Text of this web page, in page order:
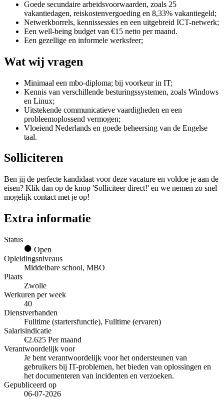
Goede secundaire arbeidsvoorwaarden, zoals 25
vakantiedagen, reiskostenvergoeding en 8,33% vakantiegeld;
Netwerkborrels, kennissessies en een uitgebreid ICT-netwerk;
Een well-being budget van €15 netto per maand.
Een gezellige en informele werksfeer;
Wat wij vragen
Minimaal een mbo-diploma; bij voorkeur in IT;
Kennis van verschillende besturingssystemen, zoals Windows
en Linux;
Uitstekende communicatieve vaardigheden en een
probleemoplossend vermogen;
Vloeiend Nederlands en goede beheersing van de Engelse
taal.
Solliciteren
Ben jij de perfecte kandidaat voor deze vacature en voldoe je aan de
eisen? Klik dan op de knop 'Solliciteer direct!' en we nemen zo snel
mogelijk contact met je op!
Extra informatie
Status
Open
Opleidingsniveaus
Middelbare school, MBO
Plaats
Zwolle
Werkuren per week
40
Dienstverbanden
Fulltime (startersfunctie), Fulltime (ervaren)
Salarisindicatie
€2.625 Per maand
Verantwoordelijk voor
Je bent verantwoordelijk voor het ondersteunen van
gebruikers bij IT-problemen, het bieden van oplossingen en
het documenteren van incidenten en verzoeken.
Gepubliceerd op
06-07-2026